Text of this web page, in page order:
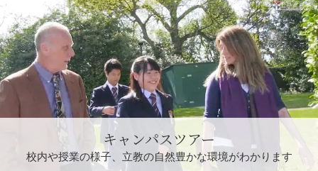
キャンパスツアー
校内や授業の様子、立教の自然豊かな環境がわかります